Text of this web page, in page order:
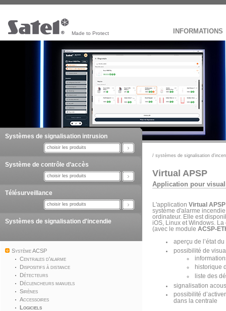
Made to Protect INFORMATIONS
Systèmes de signalisation intrusion
choisir les produits
Système de contrôle d’accès
choisir les produits
Télésurveillance
choisir les produits
Systèmes de signalisation d'incendie
Système ACSP
Centrales d'alarme
Dispositifs à distance
Détecteurs
Déclencheurs manuels
Sirènes
Accessoires
Logiciels
/ systèmes de signalisation
Virtual APSP
Application pour
L'application Virtual APSP
système d'alarme
ordinateur. Elle est
iOS, Linux et Windows.
(avec le module ACSP-
aperçu de l’état
possibilité de
historique
liste des
signalisation
possibilité
dans la centrale